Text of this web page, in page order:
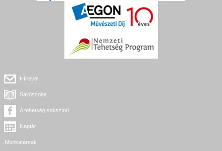
Hírlevél
Sajtószoba
A tehetség sokszínű
Naptár
Munkatársak